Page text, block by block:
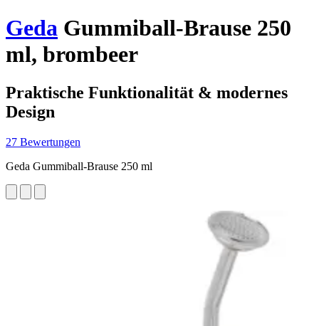
Geda Gummiball-Brause 250
ml, brombeer
Praktische Funktionalität & modernes
Design
27 Bewertungen
Geda Gummiball-Brause 250 ml